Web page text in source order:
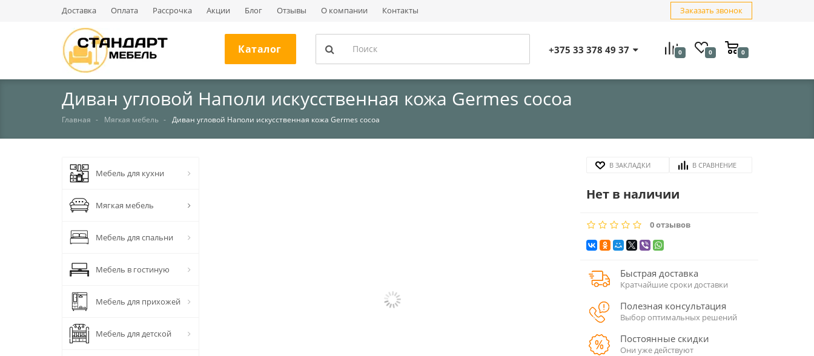
Доставка Оплата Рассрочка Акции Блог Отзывы О компании Контакты Заказать звонок
Каталог +375 33 378 49 37 0 0 0
Диван угловой Наполи искусственная кожа Germes cocoa
Главная Мягкая мебель Диван угловой Наполи искусственная кожа Germes cocoa
Мебель для кухни
Мягкая мебель
Мебель для спальни
Мебель в гостиную
Мебель для прихожей
Мебель для детской
В ЗАКЛАДКИ В СРАВНЕНИЕ
Нет в наличии
0 отзывов
Быстрая доставка
Кратчайшие сроки доставки
Полезная консультация
Выбор оптимальных решений
Постоянные скидки
Они уже действуют